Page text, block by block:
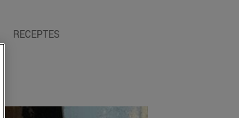
RECEPTES